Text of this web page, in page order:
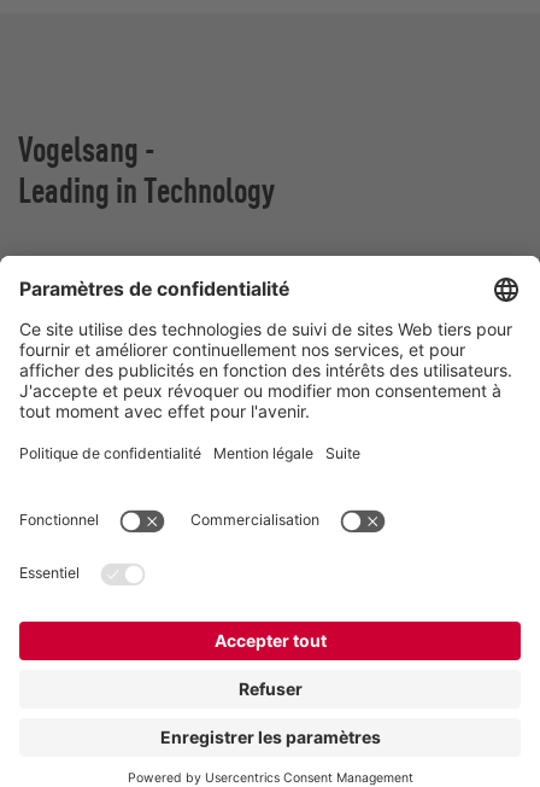
Vogelsang -
Leading in Technology
Vogelsang France
Z.A. De Fontgrave
26740 Montboucher sur Jabron
France
Téléphone:+ (33) 04.75.52.74.50
Mentions légales Politique de confidentialité